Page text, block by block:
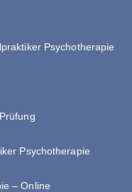
Psychotherapie
Psychotherapie
– Online